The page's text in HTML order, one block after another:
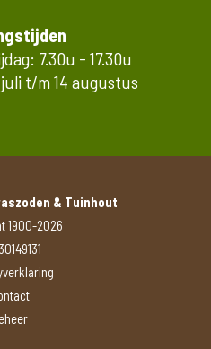
7.30u - 17.30u
t/m 14 augustus
& Tuinhout
1900-2026